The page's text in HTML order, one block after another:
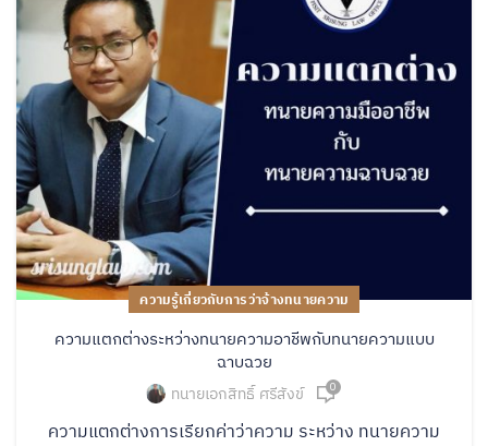
ความรู้เกี่ยวกับการว่าจ้างทนายความ
ความแตกต่างระหว่างทนายความอาชีพกับทนายความแบบ
ฉาบฉวย
ทนายเอกสิทธิ์ ศรีสังข์ 0
ความแตกต่างการเรียกค่าว่าความ ระหว่าง ทนายความ